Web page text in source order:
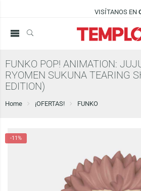
VISÍTANOS ENCENCO
FUNKO POP! ANIMATION:
RYOMEN SUKUNA TEARING
EDITION)
Home ¡OFERTAS! FUNKO
-11%